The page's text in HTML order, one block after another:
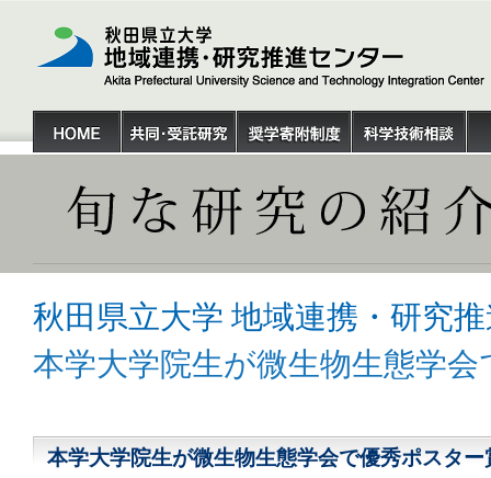
秋田県立大学 地域連携・研究
本学大学院生が微生物生態学
本学大学院生が微生物生態学会で優秀ポスタ